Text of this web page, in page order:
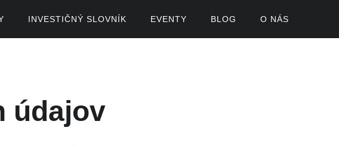
INVESTIČNÝ SLOVNÍK EVENTY BLOG O NÁS
údajov